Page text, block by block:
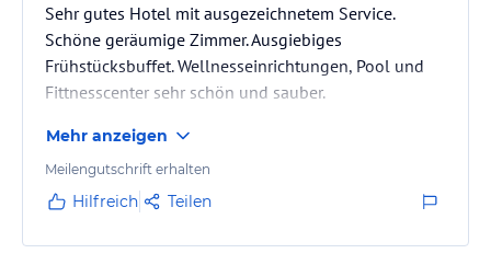
Sehr gutes Hotel mit ausgezeichnetem Service.
Schöne geräumige Zimmer. Ausgiebiges
Frühstücksbuffet. Wellnesseinrichtungen, Pool und
Fittnesscenter sehr schön und sauber.
Mehr anzeigen
Meilengutschrift erhalten
Hilfreich Teilen